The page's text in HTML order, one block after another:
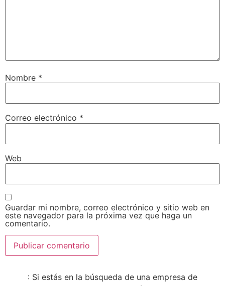
Nombre *
Correo electrónico *
Web
Guardar mi nombre, correo electrónico y sitio web en
este navegador para la próxima vez que haga un
comentario.
: Si estás en la búsqueda de una empresa de